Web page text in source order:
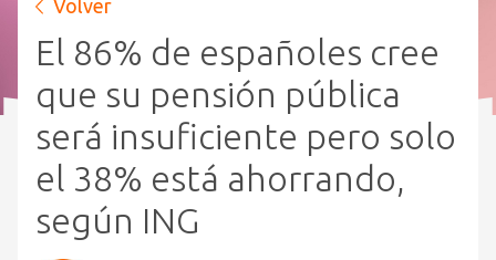
Volver
El 86% de españoles cree
que su pensión pública
será insuficiente pero solo
el 38% está ahorrando,
según ING